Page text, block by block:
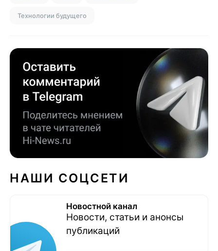
Технологии будущего
НАШИ СОЦСЕТИ
Новостной канал
Новости, статьи и анонсы
публикаций